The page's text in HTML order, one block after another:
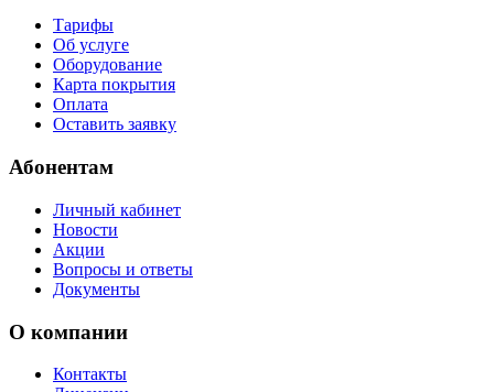
Тарифы
Об услуге
Оборудование
Карта покрытия
Оплата
Оставить заявку
Абонентам
Личный кабинет
Новости
Акции
Вопросы и ответы
Документы
О компании
Контакты